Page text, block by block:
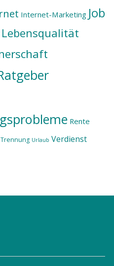
Internet-Marketing Job
Lebensqualität
Rente
Trennung Urlaub Verdienst